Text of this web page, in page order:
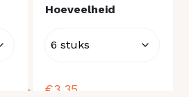
Hoeveelheid
€3,35